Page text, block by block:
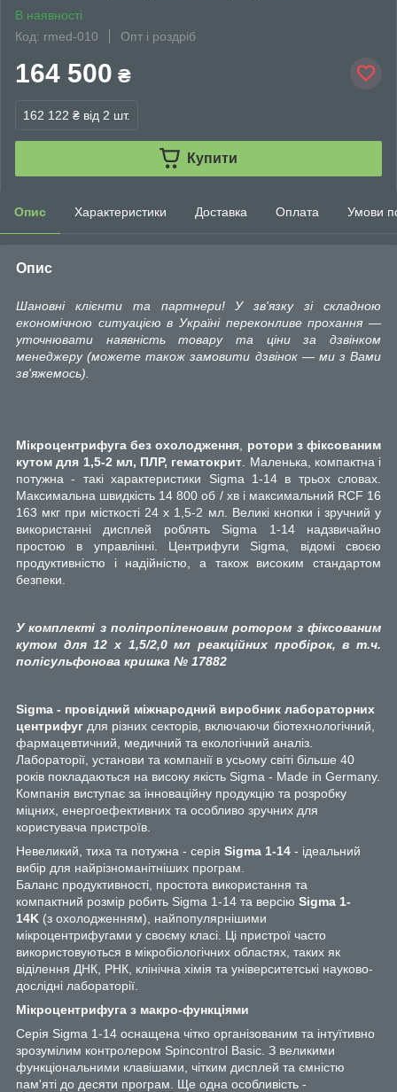
В наявності
Код: rmed-010
Опт і роздріб
164 500 ₴
162 122 ₴ від 2 шт.
Купити
Опис Характеристики Доставка Оплата Умови
Опис
Шановні клієнти та партнери! У зв'язку зі складною
економічною ситуацією в Україні переконливе прохання —
уточнювати наявність товару та ціни за дзвінком
менеджеру (можете також замовити дзвінок — ми з Вами
зв'яжемось).
Мікроцентрифуга без охолодження
ротори з фіксованим
кутом для 1,5-2 мл, ПЛР, гематокрит . Маленька, компактна і
потужна - такі характеристики Sigma 1-14 в трьох словах.
Максимальна швидкість 14 800 об / хв і максимальний RCF 16
163 мкг при місткості 24 х 1,5-2 мл. Великі кнопки і зручний у
використанні дисплей роблять Sigma 1-14 надзвичайно
простою в управлінні. Центрифуги Sigma, відомі своєю
продуктивністю і надійністю, а також високим стандартом
безпеки.
У комплекті з поліпропіленовим ротором з фіксованим
кутом для 12 х 1,5/2,0 мл реакційних пробірок, в т.ч.
полісульфонова кришка № 17882
Sigma - провідний міжнародний виробник лабораторних
центрифуг для різних секторів, включаючи біотехнологічний,
фармацевтичний, медичний та екологічний аналіз.
Лабораторії, установи та компанії в усьому світі більше 40
років покладаються на високу якість Sigma - Made in Germany.
Компанія виступає за інноваційну продукцію та розробку
міцних, енергоефективних та особливо зручних для
користувача пристроїв.
Невеликий, тиха та потужна - серія Sigma 1-14 - ідеальний
вибір для найрізноманітніших програм.
Баланс продуктивності, простота використання та
компактний розмір робить Sigma 1-14 та версію Sigma 1-
14K (з охолодженням), найпопулярнішими
мікроцентрифугами у своєму класі. Ці пристрої часто
використовуються в мікробіологічних областях, таких як
віділення ДНК, РНК, клінічна хімія та університетські науково-
дослідні лабораторії.
Мікроцентрифуга з макро-функціями
Серія Sigma 1-14 оснащена чітко організованим та інтуїтивно
зрозумілим контролером Spincontrol Basic. З великими
функціональними клавішами, чітким дисплей та ємністю
пам'яті до десяти програм. Ще одна особливість -